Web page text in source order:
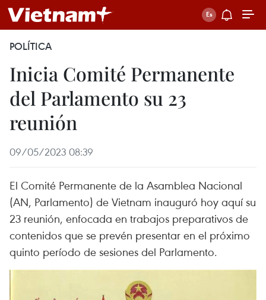
POLÍTICA
Inicia Comité Permanente
del Parlamento su 23
reunión
09/05/2023 08:39
El Comité Permanente de la Asamblea Nacional
(AN, Parlamento) de Vietnam inauguró hoy aquí su
23 reunión, enfocada en trabajos preparativos de
contenidos que se prevén presentar en el próximo
quinto período de sesiones del Parlamento.